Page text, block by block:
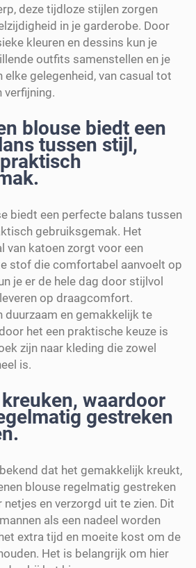
deze tijdloze stijlen zorgen
in je garderobe. Door
kleuren en dessins kun je
outfits samenstellen en je
elke gelegenheid, van casual tot
verfijning.
blouse biedt een
tussen stijl,
biedt een perfecte balans tussen
gebruiksgemak. Het
van katoen zorgt voor een
stof die comfortabel aanvoelt op
je er de hele dag door stijlvol
op draagcomfort.
duurzaam en gemakkelijk te
het een praktische keuze is
zijn naar kleding die zowel
is.
waardoor
gestreken
dat het gemakkelijk kreukt,
blouse regelmatig gestreken
en verzorgd uit te zien. Dit
als een nadeel worden
extra tijd en moeite kost om de
Het is belangrijk om hier